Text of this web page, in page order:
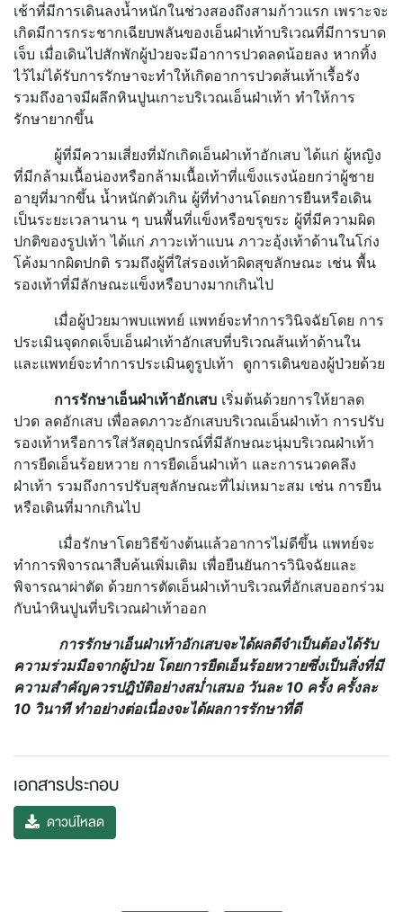
เช้าที่มีการเดินลงน้ำหนักในช่วงสองถึงสามก้าวแรก เพราะจะ
เกิดมีการกระชากเฉียบพลันของเอ็นฝ่าเท้าบริเวณที่มีการบาด
เจ็บ เมื่อเดินไปสักพักผู้ป่วยจะมีอาการปวดลดน้อยลง หากทิ้ง
ไว้ไม่ได้รับการรักษาจะทำให้เกิดอาการปวดส้นเท้าเรื้อรัง
รวมถึงอาจมีผลึกหินปูนเกาะบริเวณเอ็นฝ่าเท้า ทำให้การ
รักษายากขึ้น
ผู้ที่มีความเสี่ยงที่มักเกิดเอ็นฝ่าเท้าอักเสบ ได้แก่ ผู้หญิง
ที่มีกล้ามเนื้อน่องหรือกล้ามเนื้อเท้าที่แข็งแรงน้อยกว่าผู้ชาย
อายุที่มากขึ้น น้ำหนักตัวเกิน ผู้ที่ทำงานโดยการยืนหรือเดิน
เป็นระยะเวลานาน ๆ บนพื้นที่แข็งหรือขรุขระ ผู้ที่มีความผิด
ปกติของรูปเท้า ได้แก่ ภาวะเท้าแบน ภาวะอุ้งเท้าด้านในโก่ง
โค้งมากผิดปกติ รวมถึงผู้ที่ใส่รองเท้าผิดสุขลักษณะ เช่น พื้น
รองเท้าที่มีลักษณะแข็งหรือบางมากเกินไป
เมื่อผู้ป่วยมาพบแพทย์ แพทย์จะทำการวินิจฉัยโดย การ
ประเมินจุดกดเจ็บเอ็นฝ่าเท้าอักเสบที่บริเวณส้นเท้าด้านใน
และแพทย์จะทำการประเมินดูรูปเท้า ดูการเดินของผู้ป่วยด้วย
การรักษาเอ็นฝ่าเท้าอักเสบ เริ่มต้นด้วยการให้ยาลด
ปวด ลดอักเสบ เพื่อลดภาวะอักเสบบริเวณเอ็นฝ่าเท้า การปรับ
รองเท้าหรือการใส่วัสดุอุปกรณ์ที่มีลักษณะนุ่มบริเวณฝ่าเท้า
การยืดเอ็นร้อยหวาย การยืดเอ็นฝ่าเท้า และการนวดคลึง
ฝ่าเท้า รวมถึงการปรับสุขลักษณะที่ไม่เหมาะสม เช่น การยืน
หรือเดินที่มากเกินไป
เมื่อรักษาโดยวิธีข้างต้นแล้วอาการไม่ดีขึ้น แพทย์จะ
ทำการพิจารณาสืบค้นเพิ่มเติม เพื่อยืนยันการวินิจฉัยและ
พิจารณาผ่าตัด ด้วยการตัดเอ็นฝ่าเท้าบริเวณที่อักเสบออกร่วม
กับนำหินปูนที่บริเวณฝ่าเท้าออก
การรักษาเอ็นฝ่าเท้าอักเสบจะได้ผลดีจำเป็นต้องได้รับ
ความร่วมมือจากผู้ป่วย โดยการยืดเอ็นร้อยหวายซึ่งเป็นสิ่งที่มี
ความสำคัญควรปฎิบัติอย่างสม่ำเสมอ วันละ 10 ครั้ง ครั้งละ
10 วินาที ทำอย่างต่อเนื่องจะได้ผลการรักษาที่ดี
เอกสารประกอบ
ดาวน์โหลด